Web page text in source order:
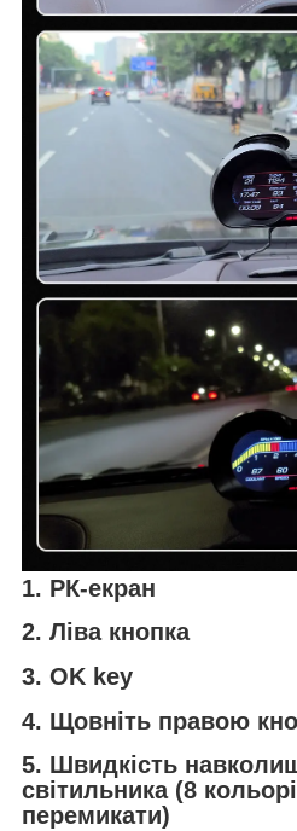
1. РК-екран
2. Ліва кнопка
3. OK key
4. Щовніть правою
5. Швидкість
світильника (8
перемикати)